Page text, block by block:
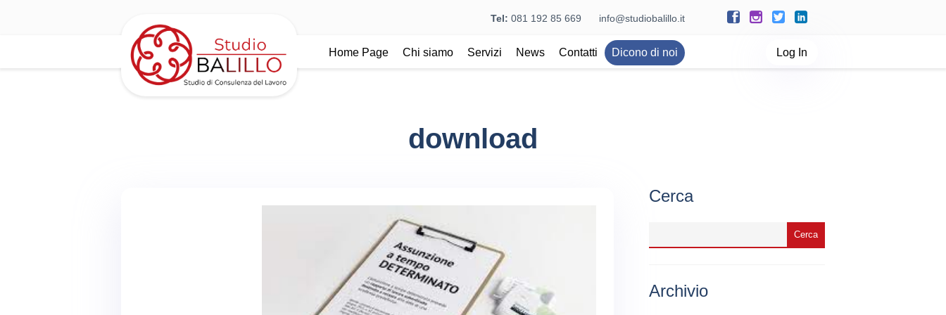
Tel: 081 192 85 669 info@studiobalillo.it
Home Page Chi siamo Servizi News Contatti Dicono di noi Log In
download
Cerca
Archivio